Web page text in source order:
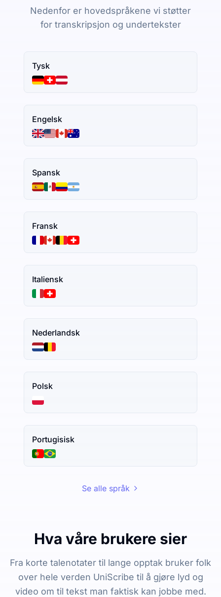
Nedenfor er hovedspråkene vi støtter
for transkripsjon og undertekster
Tysk
Engelsk
Spansk
Fransk
Italiensk
Nederlandsk
Polsk
Portugisisk
Se alle språk
Hva våre brukere sier
Fra korte talenotater til lange opptak bruker folk
over hele verden UniScribe til å gjøre lyd og
video om til tekst man faktisk kan jobbe med.